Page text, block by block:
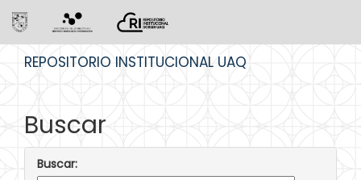
REPOSITORIO INSTITUCIONAL UAQ
Buscar
Buscar: